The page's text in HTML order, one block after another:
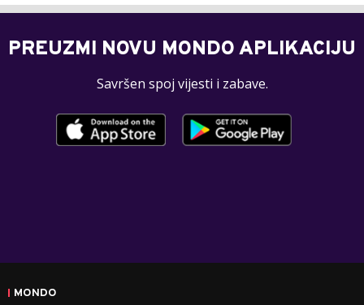
PREUZMI NOVU MONDO APLIKACIJU
Savršen spoj vijesti i zabave.
MONDO